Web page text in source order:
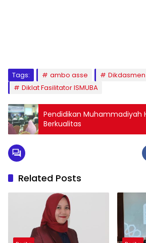
Tags: ambo asse
Dikdasmen
Diklat Fasilitator ISMUBA
Pendidikan Muhammadiyah
Berkualitas
Related Posts